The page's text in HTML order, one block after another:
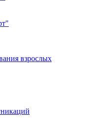
взрослых